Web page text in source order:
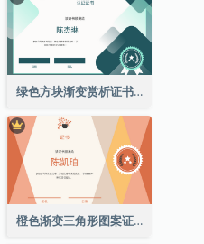
绿色方块渐变赏析证书
橙色渐变三角形图案证书